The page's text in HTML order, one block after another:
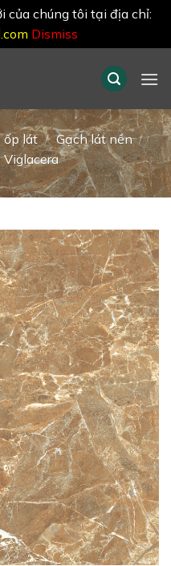
của chúng tôi tại địa chỉ:
Dismiss
ốp lát / Gạch lát nền /